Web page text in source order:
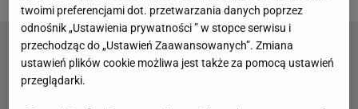
Wzruszona Chwalińska nie kryła łez po
zwycięskim ćwierćfinale Roland Garros
twoimi preferencjami dot. przetwarzania danych poprzez
odnośnik „Ustawienia prywatności ” w stopce serwisu i
przechodząc do „Ustawień Zaawansowanych”. Zmiana
ustawień plików cookie możliwa jest także za pomocą ustawień
przeglądarki.